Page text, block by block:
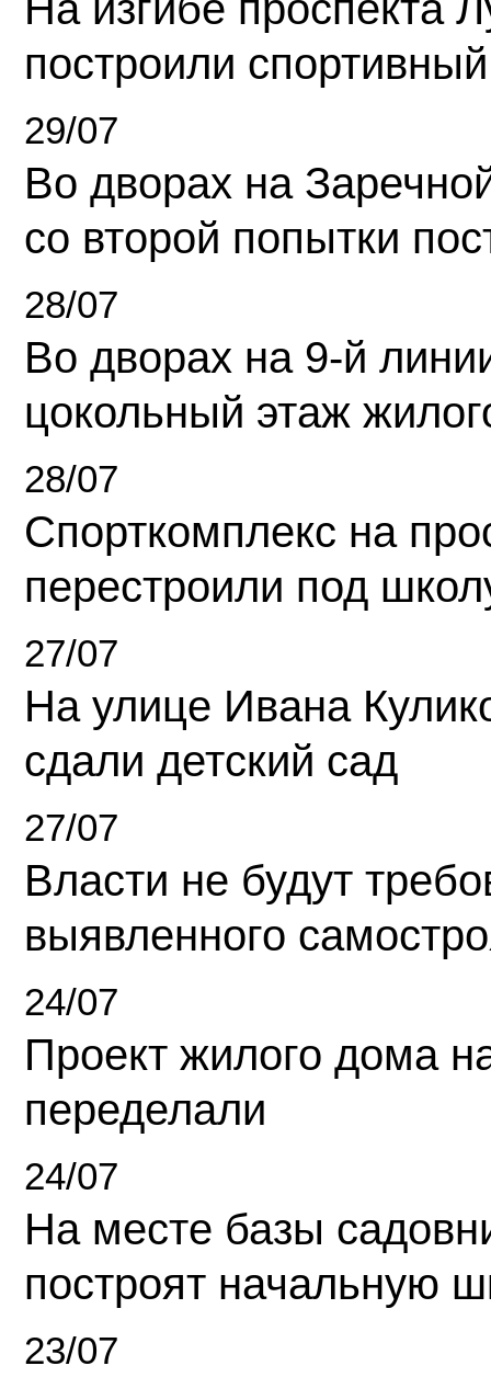
построили
29/07
Во дворах на
со второй попытки
28/07
Во дворах на 9-й
цокольный этаж
28/07
Спорткомплекс на
перестроили под
27/07
На улице Ивана
сдали детский сад
27/07
Власти не будут
выявленного
24/07
Проект жилого дома
переделали
24/07
На месте базы
построят начальную
23/07